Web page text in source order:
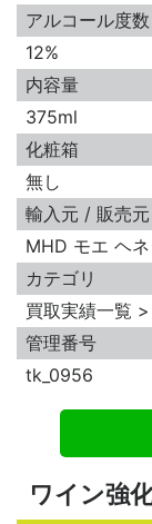
アルコール度数
12%
内容量
375ml
化粧箱
無し
輸入元 / 販売元
MHD モエ ヘ
カテゴリ
買取実績一覧
管理番号
tk_0956
ワイン強